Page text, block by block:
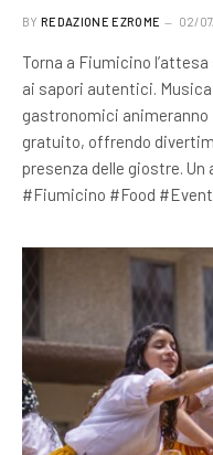
BY REDAZIONE EZROME 02/
Torna a Fiumicino
ai sapori autentici.
gastronomici animeranno
gratuito, offrendo
presenza delle giostre.
#Fiumicino #Food